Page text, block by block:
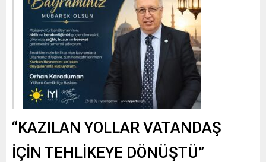
“KAZILAN YOLLAR VATANDAŞ
İÇİN TEHLİKEYE DÖNÜŞTÜ”